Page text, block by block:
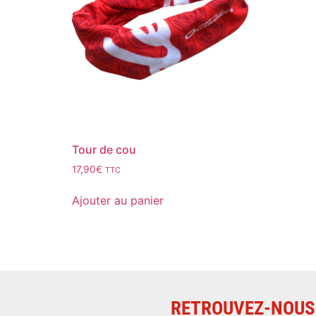
Tour de cou
17,90€ TTC
Ajouter au panier
RETROUVEZ-